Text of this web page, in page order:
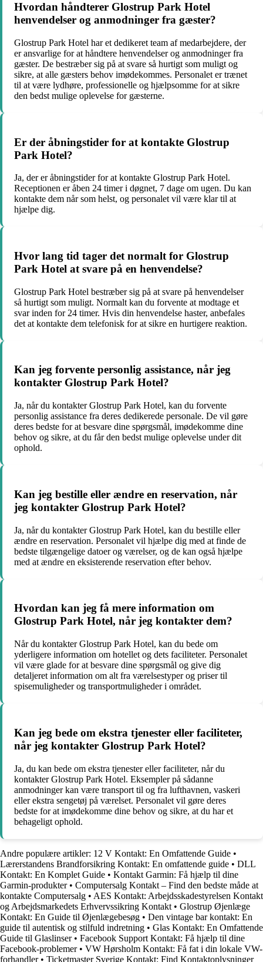
Hvordan håndterer Glostrup Park Hotel
henvendelser og anmodninger fra gæster?
Glostrup Park Hotel har et dedikeret team af medarbejdere, der
er ansvarlige for at håndtere henvendelser og anmodninger fra
gæster. De bestræber sig på at svare så hurtigt som muligt og
sikre, at alle gæsters behov imødekommes. Personalet er trænet
til at være lydhøre, professionelle og hjælpsomme for at sikre
den bedst mulige oplevelse for gæsterne.
Er der åbningstider for at kontakte Glostrup
Park Hotel?
Ja, der er åbningstider for at kontakte Glostrup Park Hotel.
Receptionen er åben 24 timer i døgnet, 7 dage om ugen. Du kan
kontakte dem når som helst, og personalet vil være klar til at
hjælpe dig.
Hvor lang tid tager det normalt for Glostrup
Park Hotel at svare på en henvendelse?
Glostrup Park Hotel bestræber sig på at svare på henvendelser
så hurtigt som muligt. Normalt kan du forvente at modtage et
svar inden for 24 timer. Hvis din henvendelse haster, anbefales
det at kontakte dem telefonisk for at sikre en hurtigere reaktion.
Kan jeg forvente personlig assistance, når jeg
kontakter Glostrup Park Hotel?
Ja, når du kontakter Glostrup Park Hotel, kan du forvente
personlig assistance fra deres dedikerede personale. De vil gøre
deres bedste for at besvare dine spørgsmål, imødekomme dine
behov og sikre, at du får den bedst mulige oplevelse under dit
ophold.
Kan jeg bestille eller ændre en reservation, når
jeg kontakter Glostrup Park Hotel?
Ja, når du kontakter Glostrup Park Hotel, kan du bestille eller
ændre en reservation. Personalet vil hjælpe dig med at finde de
bedste tilgængelige datoer og værelser, og de kan også hjælpe
med at ændre en eksisterende reservation efter behov.
Hvordan kan jeg få mere information om
Glostrup Park Hotel, når jeg kontakter dem?
Når du kontakter Glostrup Park Hotel, kan du bede om
yderligere information om hotellet og dets faciliteter. Personalet
vil være glade for at besvare dine spørgsmål og give dig
detaljeret information om alt fra værelsestyper og priser til
spisemuligheder og transportmuligheder i området.
Kan jeg bede om ekstra tjenester eller faciliteter,
når jeg kontakter Glostrup Park Hotel?
Ja, du kan bede om ekstra tjenester eller faciliteter, når du
kontakter Glostrup Park Hotel. Eksempler på sådanne
anmodninger kan være transport til og fra lufthavnen, vaskeri
eller ekstra sengetøj på værelset. Personalet vil gøre deres
bedste for at imødekomme dine behov og sikre, at du har et
behageligt ophold.
Andre populære artikler: 12 V Kontakt: En Omfattende Guide •
Lærerstandens Brandforsikring Kontakt: En omfattende guide • DLL
Kontakt: En Komplet Guide • Kontakt Garmin: Få hjælp til dine
Garmin-produkter• Computersalg Kontakt – Find den bedste måde at
kontakte Computersalg • AES Kontakt: Arbejdsskadestyrelsen Kontakt
og Arbejdsmarkedets Erhvervssikring Kontakt • Glostrup Øjenlæge
Kontakt: En Guide til Øjenlægebesøg • Den vintage bar kontakt: En
guide til autentisk og stilfuld indretning • Glas Kontakt: En Omfattende
Guide til Glaslinser• Facebook Support Kontakt: Få hjælp til dine
Facebook-problemer• VW Hørsholm Kontakt: Få fat i din lokale VW-
forhandler• Ticketmaster Sverige Kontakt: Find Kontaktoplysninger